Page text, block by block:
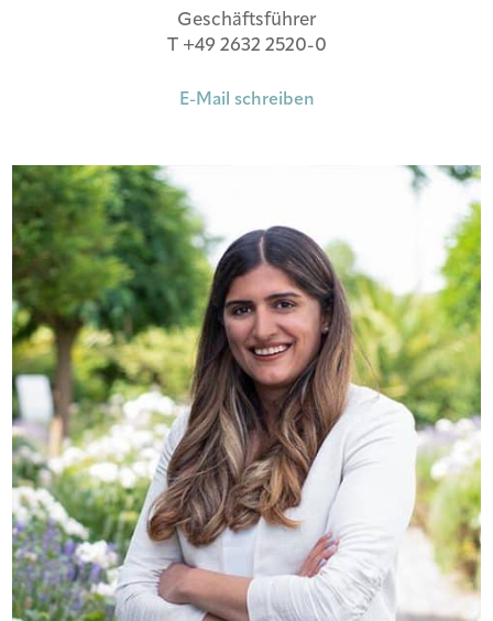
Geschäftsführer
T +49 2632 2520-0
E-Mail schreiben